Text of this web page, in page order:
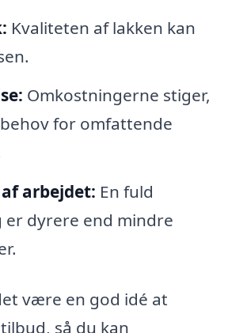
Kvaliteten af lakken kan
Omkostningerne stiger,
for omfattende
arbejdet: En fuld
er dyrere end mindre
være en god idé at
så du kan